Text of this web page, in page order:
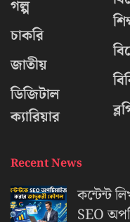
গল্প
চাকরি
জাতীয়
ডিজিটাল
ক্যারিয়ার
Recent News
কন্টেন্ট
‍SEO